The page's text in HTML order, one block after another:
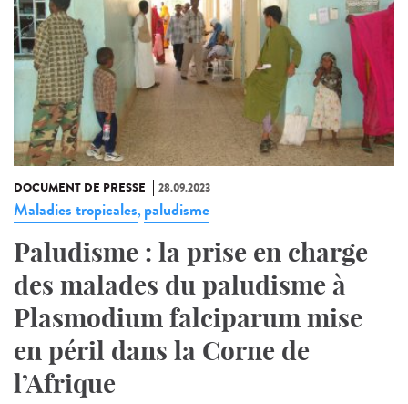
DOCUMENT DE PRESSE 28.09.2023
Maladies tropicales, paludisme
Paludisme : la prise en charge
des malades du paludisme à
Plasmodium falciparum mise
en péril dans la Corne de
l’Afrique